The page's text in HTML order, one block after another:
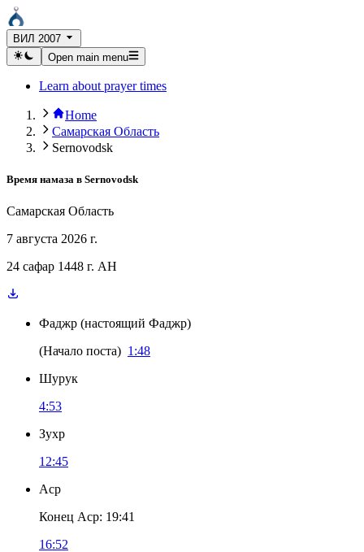
ВИЛ 2007
Open main menu
Learn about prayer times
Home
Самарская Область
Sernovodsk
Время намаза в Sernovodsk
Самарская Область
7 августа 2026 г.
24 сафар 1448 г. AH
Фаджр (настоящий Фаджр)
(Начало поста) 1:48
Шурук
4:53
Зухр
12:45
Аср
Конец Аср: 19:41
16:52